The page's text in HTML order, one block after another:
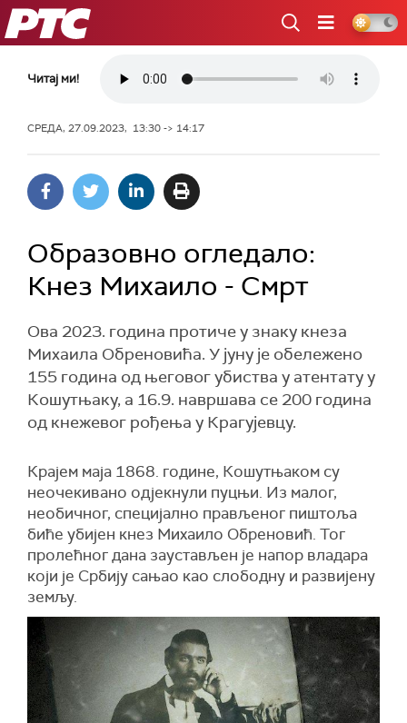
РТС
Читај ми!
СРЕДА, 27.09.2023, 13:30 -> 14:17
Образовно огледало:
Кнез Михаило - Смрт
Ова 2023. година протиче у знаку кнеза
Михаила Обреновића. У јуну је обележено
155 година од његовог убиства у атентату у
Кошутњаку, а 16.9. навршава се 200 година
од кнежевог рођења у Крагујевцу.
Крајем маја 1868. године, Кошутњаком су
неочекивано одјекнули пуцњи. Из малог,
необичног, специјално прављеног пиштоља
биће убијен кнез Михаило Обреновић. Тог
пролећног дана заустављен је напор владара
који је Србију сањао као слободну и развијену
земљу.